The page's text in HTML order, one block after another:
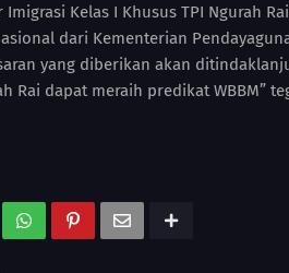
Kelas I Khusus TPI Ngurah
dari Kementerian
yang diberikan akan
Rai dapat meraih predikat WBBM”